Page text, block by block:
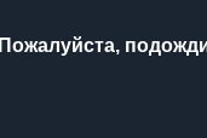
Пожалуйста,